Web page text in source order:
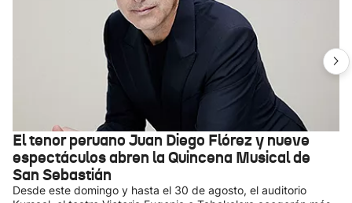
El tenor peruano Juan Diego Flórez y nueve
espectáculos abren la Quincena Musical de
San Sebastián
Desde este domingo y hasta el 30 de agosto, el auditorio